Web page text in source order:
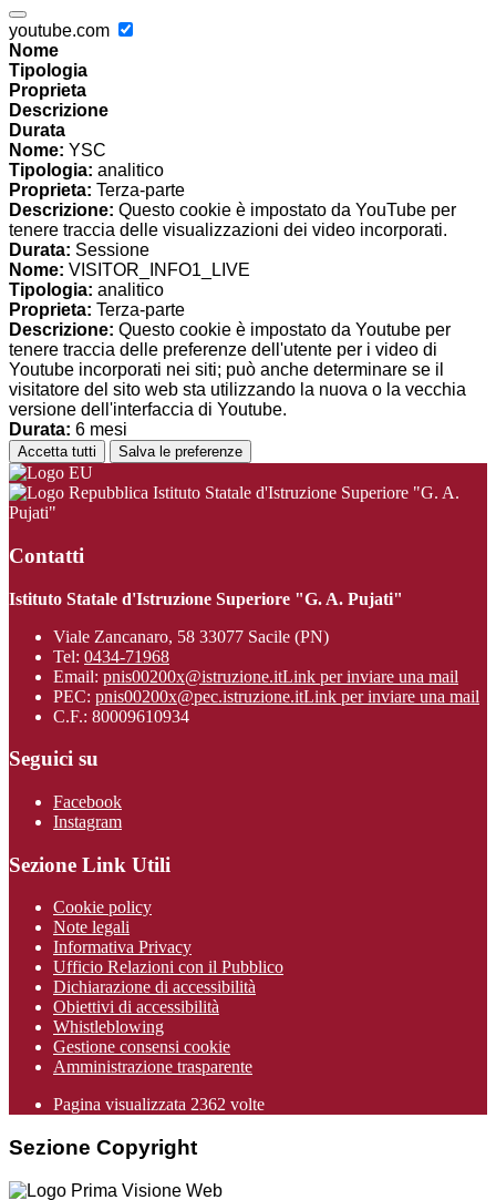
youtube.com
Nome
Tipologia
Proprieta
Descrizione
Durata
Nome: YSC
Tipologia: analitico
Proprieta: Terza-parte
Descrizione: Questo cookie è impostato da YouTube per
tenere traccia delle visualizzazioni dei video incorporati.
Durata: Sessione
Nome: VISITOR_INFO1_LIVE
Tipologia: analitico
Proprieta: Terza-parte
Descrizione: Questo cookie è impostato da Youtube per
tenere traccia delle preferenze dell'utente per i video di
Youtube incorporati nei siti; può anche determinare se il
visitatore del sito web sta utilizzando la nuova o la vecchia
versione dell'interfaccia di Youtube.
Durata: 6 mesi
Accetta tutti Salva le preferenze
Istituto Statale d'Istruzione Superiore "G. A.
Pujati"
Contatti
Istituto Statale d'Istruzione Superiore "G. A. Pujati"
Viale Zancanaro, 58 33077 Sacile (PN)
Tel: 0434-71968
Email: pnis00200x@istruzione.itLink per inviare una mail
PEC: pnis00200x@pec.istruzione.itLink per inviare una mail
C.F.: 80009610934
Seguici su
Facebook
Instagram
Sezione Link Utili
Cookie policy
Note legali
Informativa Privacy
Ufficio Relazioni con il Pubblico
Dichiarazione di accessibilità
Obiettivi di accessibilità
Whistleblowing
Gestione consensi cookie
Amministrazione trasparente
Pagina visualizzata 2362 volte
Sezione Copyright